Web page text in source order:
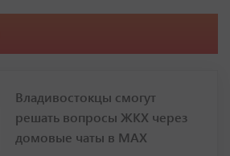
Владивостокцы смогут
решать вопросы ЖКХ через
домовые чаты в МАХ